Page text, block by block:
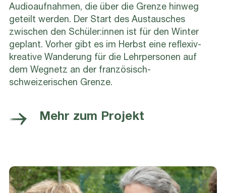
Audioaufnahmen, die über die Grenze hinweg
geteilt werden. Der Start des Austausches
zwischen den Schüler:innen ist für den Winter
geplant. Vorher gibt es im Herbst eine reflexiv-
kreative Wanderung für die Lehrpersonen auf
dem Wegnetz an der französisch-
schweizerischen Grenze.
Mehr zum Projekt